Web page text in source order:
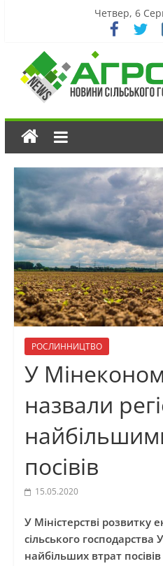
Четвер, 6
РОСЛИННИЦТВО
У
назвали
посівів
15.05.2020
У Міністерстві розвитку
сільського
найбільших втрат